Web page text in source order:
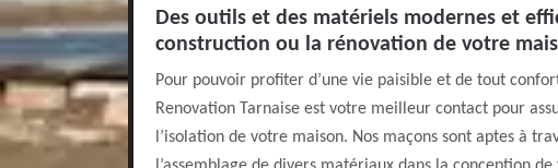
Des outils et des matériels modernes et
construction ou la rénovation de votre
Pour pouvoir profiter d’une vie paisible et de tout
Renovation Tarnaise est votre meilleur contact pour
l’isolation de votre maison. Nos maçons sont aptes à